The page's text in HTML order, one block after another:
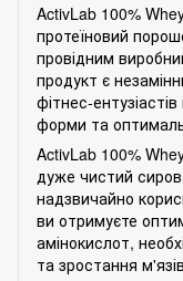
ActivLab 100%
протеїновий
провідним
продукт є
фітнес-
форми та
ActivLab 100%
дуже чистий
надзвичайно
ви отримуєте
амінокислот,
та зростання